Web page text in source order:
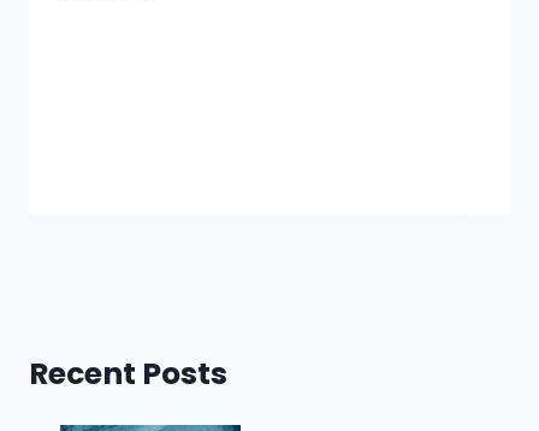
Recent Posts